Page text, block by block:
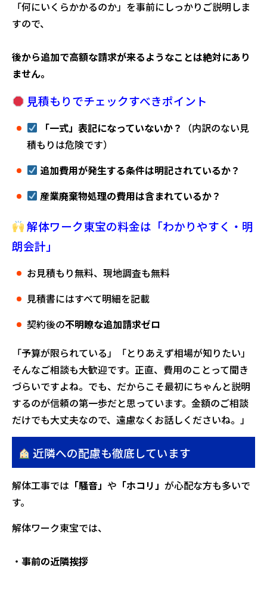
「何にいくらかかるのか」を事前にしっかりご説明しま
すので、
後から追加で高額な請求が来るようなことは絶対にあり
ません。
見積もりでチェックすべきポイント
「一式」表記になっていないか？
（内訳のない見
積もりは危険です）
追加費用が発生する条件は明記されているか？
産業廃棄物処理の費用は含まれているか？
解体ワーク東宝の料金は「わかりやすく・明
朗会計」
お見積もり無料、現地調査も無料
見積書にはすべて明細を記載
契約後の不明瞭な追加請求ゼロ
「予算が限られている」「とりあえず相場が知りたい」
そんなご相談も大歓迎です。正直、費用のことって聞き
づらいですよね。でも、だからこそ最初にちゃんと説明
するのが信頼の第一歩だと思っています。金額のご相談
だけでも大丈夫なので、遠慮なくお話しくださいね。」
近隣への配慮も徹底しています
解体工事では 「騒音」 や 「ホコリ」 が心配な方も多いで
す。
解体ワーク東宝では、
・ 事前の近隣挨拶